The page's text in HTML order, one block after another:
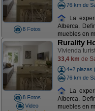
8 Fotos
76 km de
La
Alberca.
muebles en
8 Fotos
Video
Rurality
Vivienda
33,4 km de
4+2 plazas
76 km de
La
Alberca.
muebles en